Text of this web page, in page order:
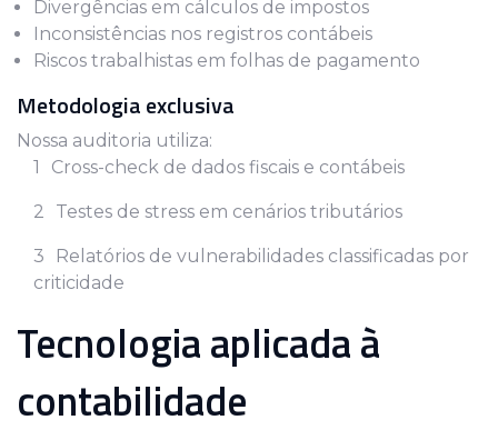
Divergências em cálculos de impostos
Inconsistências nos registros contábeis
Riscos trabalhistas em folhas de pagamento
Metodologia exclusiva
Nossa auditoria utiliza:
Cross-check de dados fiscais e contábeis
Testes de stress em cenários tributários
Relatórios de vulnerabilidades classificadas por
criticidade
Tecnologia aplicada à
contabilidade